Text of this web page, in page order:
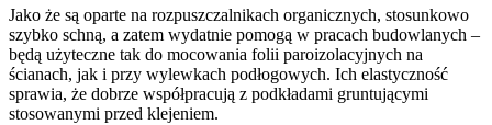
Jako że są oparte na rozpuszczalnikach organicznych, stosunkowo
szybko schną, a zatem wydatnie pomogą w pracach budowlanych –
będą użyteczne tak do mocowania folii paroizolacyjnych na
ścianach, jak i przy wylewkach podłogowych. Ich elastyczność
sprawia, że dobrze współpracują z podkładami gruntującymi
stosowanymi przed klejeniem.